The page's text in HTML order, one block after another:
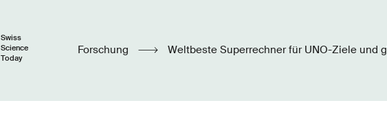
Swiss
Science
Today
Forschung Weltbeste Superrechner für UNO-Ziele und